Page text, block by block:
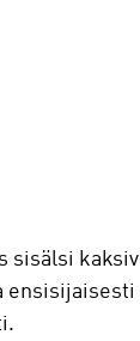
sisälsi